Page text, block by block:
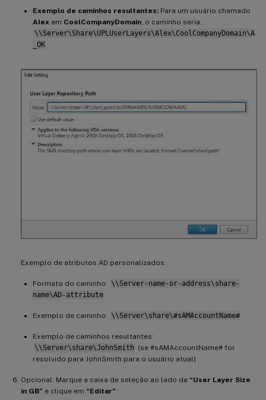
Exemplo de caminhos resultantes: Para um usuário chamado
Alex em CoolCompanyDomain, o caminho seria:
\\Server\Share\UPLUserLayers\Alex\CoolCompanyDomain\A
_OK
Exemplo de atributos AD personalizados:
Formato do caminho: \\Server-name-or-address\share-
name\AD-attribute
Exemplo de caminho: \\Server\share\#sAMAccountName#
Exemplo de caminhos resultantes:
\\Server\share\JohnSmith (se #sAMAccountName# for
resolvido para JohnSmith para o usuário atual)
Opcional: Marque a caixa de seleção ao lado de “User Layer Size
in GB” e clique em “Editar”: